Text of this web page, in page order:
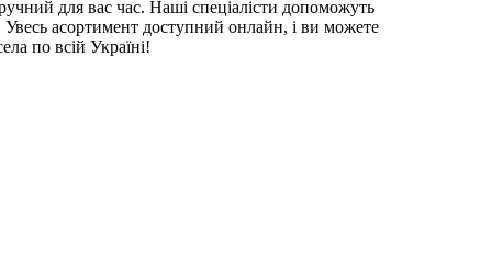
для вас час. Наші спеціалісти допоможуть
асортимент доступний онлайн, і ви можете
по всій Україні!